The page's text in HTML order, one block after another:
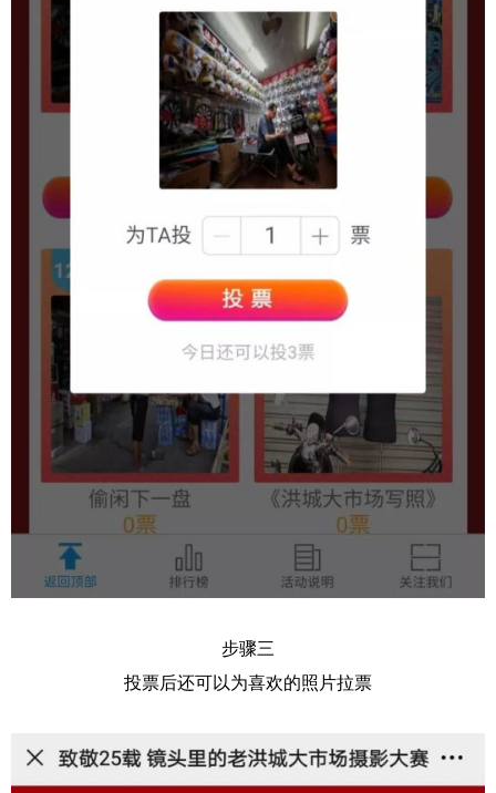
步骤三
投票后还可以为喜欢的照片拉票